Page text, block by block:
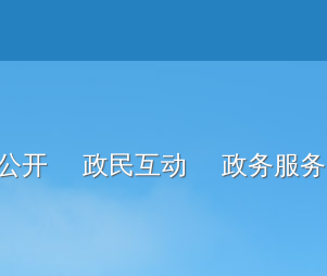
开 政民互动 政务服务